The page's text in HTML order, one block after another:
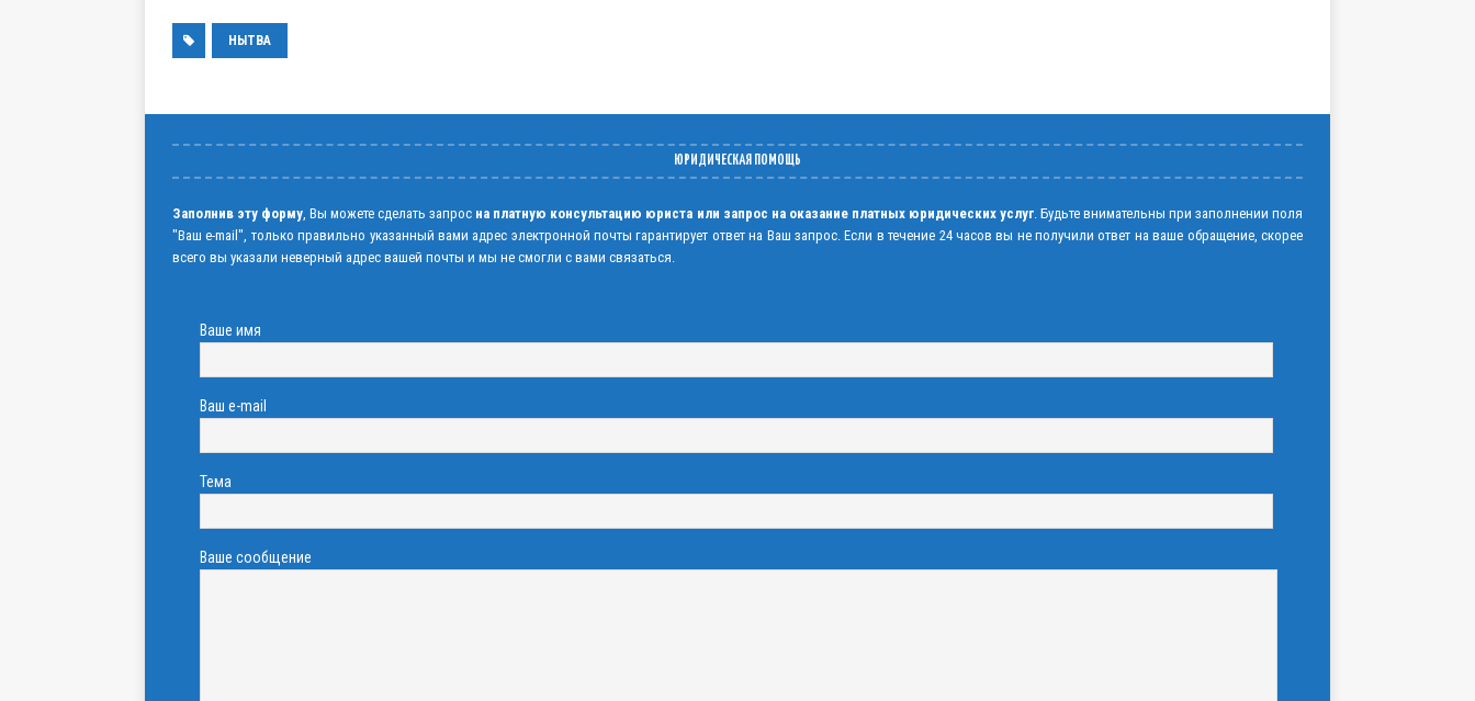
НЫТВА
ЮРИДИЧЕСКАЯ ПОМОЩЬ
Заполнив эту форму, Вы можете сделать запрос на платную консультацию юриста или запрос на оказание платных юридических услуг. Будьте внимательны при заполнении поля
"Ваш e-mail", только правильно указанный вами адрес электронной почты гарантирует ответ на Ваш запрос. Если в течение 24 часов вы не получили ответ на ваше обращение, скорее
всего вы указали неверный адрес вашей почты и мы не смогли с вами связаться.
Ваше имя
Ваш e-mail
Тема
Ваше сообщение